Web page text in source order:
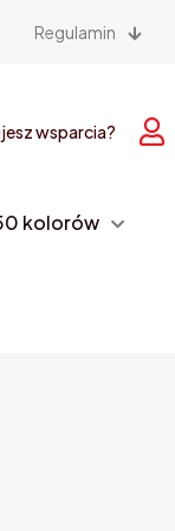
Regulamin
wsparcia?
kolorów